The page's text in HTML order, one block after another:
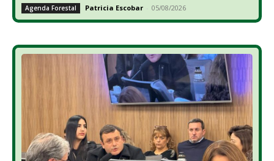
Agenda Forestal Patricia Escobar - 05/08/2026